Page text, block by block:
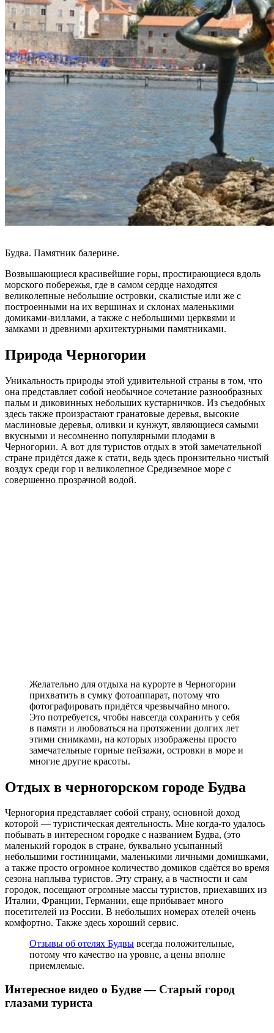
Будва. Памятник балерине.
Возвышающиеся красивейшие горы, простирающиеся вдоль
морского побережья, где в самом сердце находятся
великолепные небольшие островки, скалистые или же с
построенными на их вершинах и склонах маленькими
домиками-виллами, а также с небольшими церквями и
замками и древними архитектурными памятниками.
Природа Черногории
Уникальность природы этой удивительной страны в том, что
она представляет собой необычное сочетание разнообразных
пальм и диковинных небольших кустарничков. Из съедобных
здесь также произрастают гранатовые деревья, высокие
маслиновые деревья, оливки и кунжут, являющиеся самыми
вкусными и несомненно популярными плодами в
Черногории. А вот для туристов отдых в этой замечательной
стране придётся даже к стати, ведь здесь пронзительно чистый
воздух среди гор и великолепное Средиземное море с
совершенно прозрачной водой.
Желательно для отдыха на курорте в Черногории
прихватить в сумку фотоаппарат, потому что
фотографировать придётся чрезвычайно много.
Это потребуется, чтобы навсегда сохранить у себя
в памяти и любоваться на протяжении долгих лет
этими снимками, на которых изображены просто
замечательные горные пейзажи, островки в море и
многие другие красоты.
Отдых в черногорском городе Будва
Черногория представляет собой страну, основной доход
которой — туристическая деятельность. Мне когда-то удалось
побывать в интересном городке с названием Будва, (это
маленький городок в стране, буквально усыпанный
небольшими гостиницами, маленькими личными домишками,
а также просто огромное количество домиков сдаётся во время
сезона наплыва туристов. Эту страну, а в частности и сам
городок, посещают огромные массы туристов, приехавших из
Италии, Франции, Германии, еще прибывает много
посетителей из России. В небольших номерах отелей очень
комфортно. Также здесь хороший сервис.
Отзывы об отелях Будвы всегда положительные,
потому что качество на уровне, а цены вполне
приемлемые.
Интересное видео о Будве — Старый город
глазами туриста